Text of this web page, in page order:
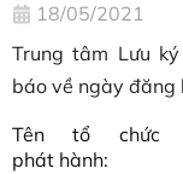
18/05/2021
Trung tâm Lưu
báo về ngày đăng
Tên tổ chức
phát hành: